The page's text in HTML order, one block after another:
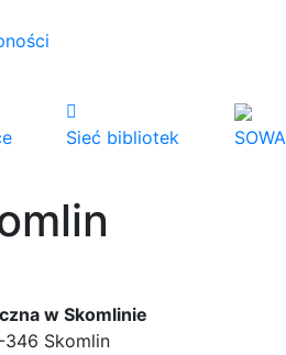
Sieć bibliotek
SOWA
w Skomlinie
346 Skomlin